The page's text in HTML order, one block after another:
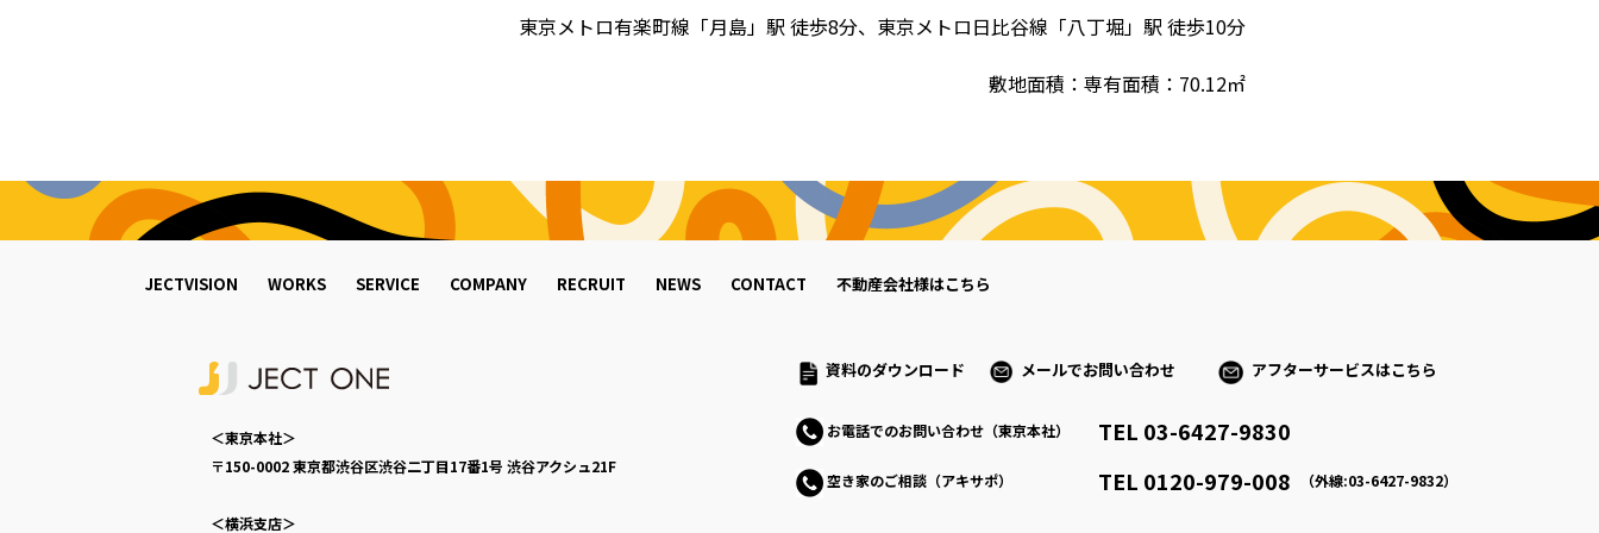
東京メトロ有楽町線「月島」駅 徒歩8分、東京メトロ日比谷線「八丁堀」駅 徒歩10分
敷地⾯積：専有面積：70.12㎡
JECTVISION WORKS SERVICE COMPANY RECRUIT NEWS CONTACT 不動産会社様はこちら
＜東京本社＞
〒150-0002東京都渋谷区渋谷二丁目17番1号 渋谷アクシュ21F
＜横浜支店＞
資料のダウンロード メールでお問い合わせ アフターサービスはこちら
お電話でのお問い合わせ（東京本社） TEL 03-6427-9830
空き家のご相談（アキサポ） TEL 0120-979-008 （外線:03-6427-9832）